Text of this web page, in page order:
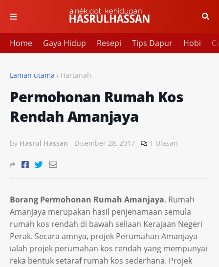
Home Gaya Hidup Resepi Tips Dapur Hobi
Laman utama Hartanah
Permohonan Rumah Kos
Rendah Amanjaya
by Hasrul Hassan - Disember 28, 2017 1 Ulasan
Borang Permohonan Rumah Amanjaya. Rumah
Amanjaya merupakan hasil penjenamaan semula
rumah kos rendah di bawah seliaan Kerajaan Negeri
Perak. Secara amnya, projek Perumahan Amanjaya
ialah projek perumahan kos rendah yang mempunyai
reka bentuk setaraf rumah kos sederhana. Projek